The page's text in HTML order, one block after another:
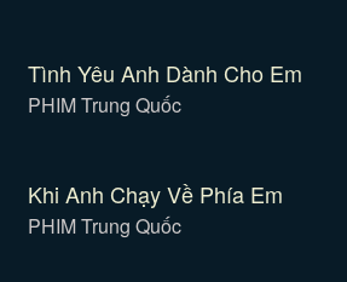
Tình Yêu Anh Dành Cho Em
PHIM Trung Quốc
Khi Anh Chạy Về Phía Em
PHIM Trung Quốc